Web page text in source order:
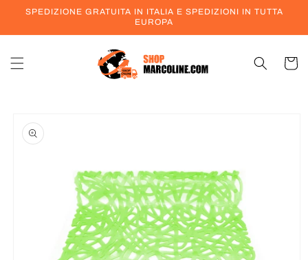
direttamente
SPEDIZIONE GRATUITA IN ITALIA E SPEDIZIONI IN TUTTA
EUROPA
Carrello
informazioni
sul prodotto